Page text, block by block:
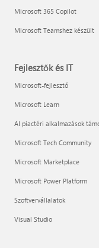
Microsoft 365 Copilot
Microsoft Teamshez készült
Fejlesztők és IT
Microsoft-fejlesztő
Microsoft Learn
AI piactéri alkalmazások
Microsoft Tech Community
Microsoft Marketplace
Microsoft Power Platform
Szoftvervállalatok
Visual Studio